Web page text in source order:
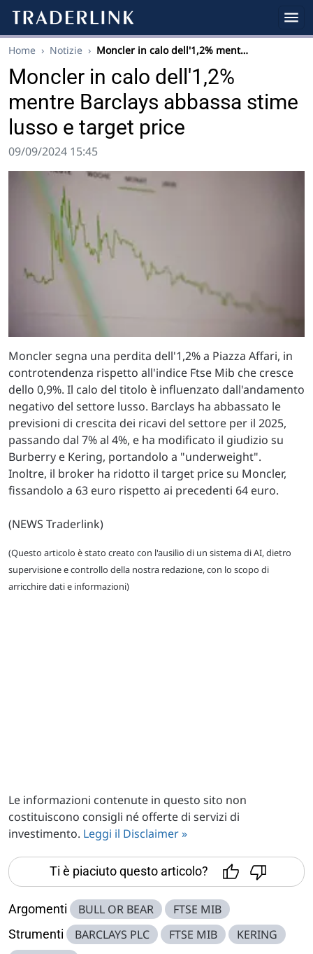
Home › Notizie › Moncler in calo dell'1,2% ment…
Moncler in calo dell'1,2%
mentre Barclays abbassa stime
lusso e target price
09/09/2024 15:45
Moncler segna una perdita dell'1,2% a Piazza Affari, in
controtendenza rispetto all'indice Ftse Mib che cresce
dello 0,9%. Il calo del titolo è influenzato dall'andamento
negativo del settore lusso. Barclays ha abbassato le
previsioni di crescita dei ricavi del settore per il 2025,
passando dal 7% al 4%, e ha modificato il giudizio su
Burberry e Kering, portandolo a "underweight".
Inoltre, il broker ha ridotto il target price su Moncler,
fissandolo a 63 euro rispetto ai precedenti 64 euro.
(NEWS Traderlink)
(Questo articolo è stato creato con l'ausilio di un sistema di AI, dietro
supervisione e controllo della nostra redazione, con lo scopo di
arricchire dati e informazioni)
Le informazioni contenute in questo sito non
costituiscono consigli né offerte di servizi di
investimento. Leggi il Disclaimer »
Ti è piaciuto questo articolo?
Argomenti BULL OR BEAR FTSE MIB
Strumenti BARCLAYS PLC FTSE MIB
KERING